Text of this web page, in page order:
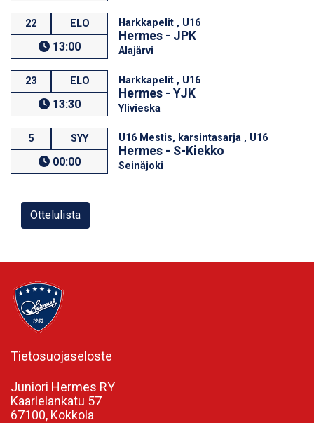
22 ELO
13:00
Harkkapelit , U16
Hermes - JPK
Alajärvi
23 ELO
13:30
Harkkapelit , U16
Hermes - YJK
Ylivieska
5 SYY
00:00
U16 Mestis, karsintasarja , U16
Hermes - S-Kiekko
Seinäjoki
Ottelulista
Tietosuojaseloste
Juniori Hermes RY
Kaarlelankatu 57
67100, Kokkola